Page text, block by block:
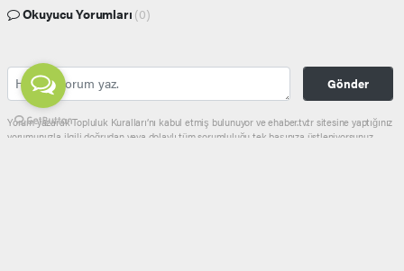
Okuyucu Yorumları (0)
Gönder
Yorum yazarak Topluluk Kuralları’nı kabul etmiş bulunuyor ve ehaber.tv.tr sitesine yaptığınız
yorumunuzla ilgili doğrudan veya dolaylı tüm sorumluluğu tek başınıza üstleniyorsunuz.